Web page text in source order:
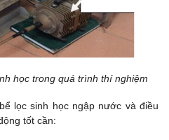
học trong quá trình thí nghiệm
lọc sinh học ngập nước và điều
tốt cần: